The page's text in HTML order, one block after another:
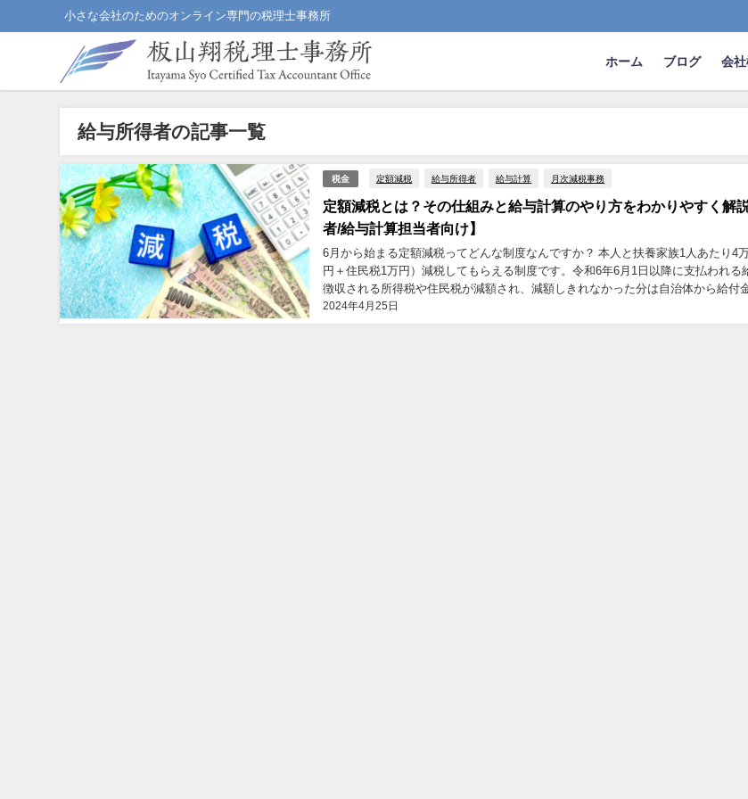
小さな会社のためのオンライン専門の税理士事務所
ホーム ブログ 会
給与所得者の記事一覧
税金 定額減税 給与所得者 給与計算 月次減税事務
定額減税とは？その仕組みと給与計算のやり方をわかりやすく解
者/給与計算担当者向け】
2024年4月25日
6月から始まる定額減税ってどんな制度なんですか？ 本人と扶養家族1人あたり4
円＋住民税1万円）減税してもらえる制度です。令和6年6月1日以降に支払われる
徴収される所得税や住民税が減額され、減額しきれなかった分は自治体から給付
れます。仕組みがややこしくて給与計算も大変になるので...